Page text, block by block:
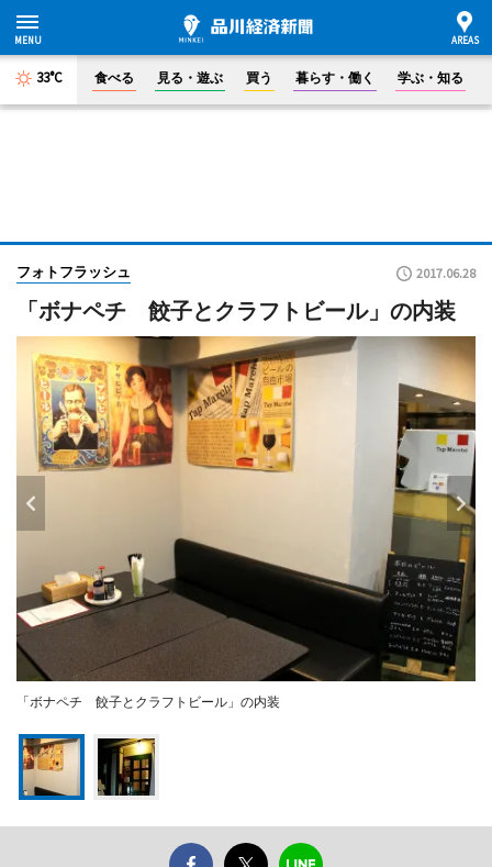
33°C 食べる 見る・遊ぶ 買う 暮らす・働く 学ぶ・知る
フォトフラッシュ 2017.06.28
「ボナペチ 餃子とクラフトビール」の内装
「ボナペチ 餃子とクラフトビール」の内装